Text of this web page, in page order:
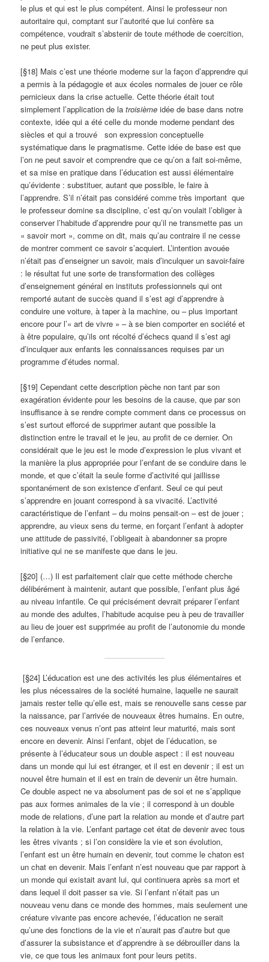
le plus et qui est le plus compétent. Ainsi le professeur non
autoritaire qui, comptant sur l’autorité que lui confère sa
compétence, voudrait s’abstenir de toute méthode de coercition,
ne peut plus exister.
[§18] Mais c’est une théorie moderne sur la façon d’apprendre qui
a permis à la pédagogie et aux écoles normales de jouer ce rôle
pernicieux dans la crise actuelle. Cette théorie était tout
simplement l’application de latroisième idée de base dans notre
contexte, idée qui a été celle du monde moderne pendant des
siècles et qui a trouvé son expression conceptuelle
systématique dans le pragmatisme. Cette idée de base est que
l’on ne peut savoir et comprendre que ce qu’on a fait soi-même,
et sa mise en pratique dans l’éducation est aussi élémentaire
qu’évidente : substituer, autant que possible, le faire à
l’apprendre. S’il n’était pas considéré comme très important que
le professeur domine sa discipline, c’est qu’on voulait l’obliger à
conserver l’habitude d’apprendre pour qu’il ne transmette pas un
« savoir mort », comme on dit, mais qu’au contraire il ne cesse
de montrer comment ce savoir s’acquiert. L’intention avouée
n’était pas d’enseigner un savoir, mais d’inculquer un savoir-faire
: le résultat fut une sorte de transformation des collèges
d’enseignement général en instituts professionnels qui ont
remporté autant de succès quand il s’est agi d’apprendre à
conduire une voiture, à taper à la machine, ou – plus important
encore pour l’« art de vivre » – à se bien comporter en société et
à être populaire, qu’ils ont récolté d’échecs quand il s’est agi
d’inculquer aux enfants les connaissances requises par un
programme d’études normal.
[§19] Cependant cette description pèche non tant par son
exagération évidente pour les besoins de la cause, que par son
insuffisance à se rendre compte comment dans ce processus on
s’est surtout efforcé de supprimer autant que possible la
distinction entre le travail et le jeu, au profit de ce dernier. On
considérait que le jeu est le mode d’expression le plus vivant et
la manière la plus appropriée pour l’enfant de se conduire dans le
monde, et que c’était la seule forme d’activité qui jaillisse
spontanément de son existence d’enfant. Seul ce qui peut
s’apprendre en jouant correspond à sa vivacité. L’activité
caractéristique de l’enfant – du moins pensait-on – est de jouer ;
apprendre, au vieux sens du terme, en forçant l’enfant à adopter
une attitude de passivité, l’obligeait à abandonner sa propre
initiative qui ne se manifeste que dans le jeu.
[§20] (…) Il est parfaitement clair que cette méthode cherche
délibérément à maintenir, autant que possible, l’enfant plus âgé
au niveau infantile. Ce qui précisément devrait préparer l’enfant
au monde des adultes, l’habitude acquise peu à peu de travailler
au lieu de jouer est supprimée au profit de l’autonomie du monde
de l’enfance.
[§24] L’éducation est une des activités les plus élémentaires et
les plus nécessaires de la société humaine, laquelle ne saurait
jamais rester telle qu’elle est, mais se renouvelle sans cesse par
la naissance, par l’arrivée de nouveaux êtres humains. En outre,
ces nouveaux venus n’ont pas atteint leur maturité, mais sont
encore en devenir. Ainsi l’enfant, objet de l’éducation, se
présente à l’éducateur sous un double aspect : il est nouveau
dans un monde qui lui est étranger, et il est en devenir ; il est un
nouvel être humain et il est en train de devenir un être humain.
Ce double aspect ne va absolument pas de soi et ne s’applique
pas aux formes animales de la vie ; il correspond à un double
mode de relations, d’une part la relation au monde et d’autre part
la relation à la vie. L’enfant partage cet état de devenir avec tous
les êtres vivants ; si l’on considère la vie et son évolution,
l’enfant est un être humain en devenir, tout comme le chaton est
un chat en devenir. Mais l’enfant n’est nouveau que par rapport à
un monde qui existait avant lui, qui continuera après sa mort et
dans lequel il doit passer sa vie. Si l’enfant n’était pas un
nouveau venu dans ce monde des hommes, mais seulement une
créature vivante pas encore achevée, l’éducation ne serait
qu’une des fonctions de la vie et n’aurait pas d’autre but que
d’assurer la subsistance et d’apprendre à se débrouiller dans la
vie, ce que tous les animaux font pour leurs petits.